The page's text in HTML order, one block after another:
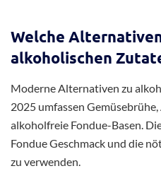
Welche
alkoholischen
Moderne Alternativen zu
2025 umfassen
alkoholfreie Fondue-Basen.
Fondue Geschmack und die
zu verwenden.